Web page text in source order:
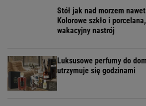
Stół jak nad morzem
Kolorowe szkło i
wakacyjny nastrój
Luksusowe perfumy do
utrzymuje się godzinami